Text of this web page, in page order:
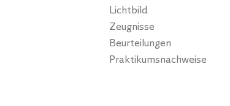
Lichtbild
Zeugnisse
Beurteilungen
Praktikumsnachweise